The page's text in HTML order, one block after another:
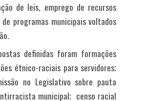
de leis, emprego de recursos
programas municipais voltados
definidas foram formações
étnico-raciais para servidores;
no Legislativo sobre pauta
municipal; censo racial